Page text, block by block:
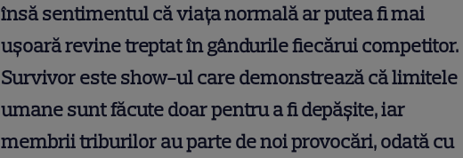
însă sentimentul că viața normală ar putea fi mai
ușoară revine treptat în gândurile fiecărui competitor.
Survivor este show-ul care demonstrează că limitele
umane sunt făcute doar pentru a fi depășite, iar
membrii triburilor au parte de noi provocări, odată cu